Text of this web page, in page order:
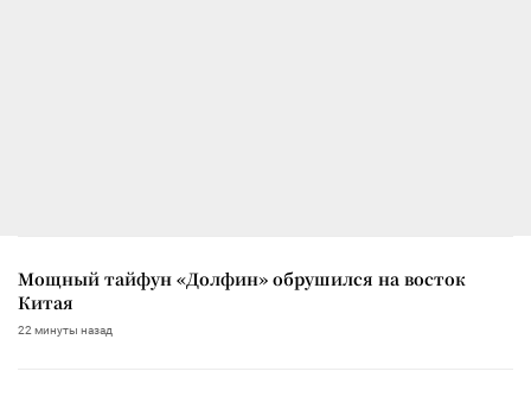
Мощный тайфун «Долфин» обрушился на восток
Китая
22 минуты назад